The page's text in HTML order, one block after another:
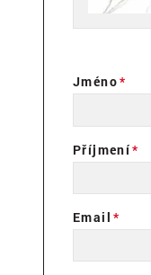
Jméno
Příjmení
Email